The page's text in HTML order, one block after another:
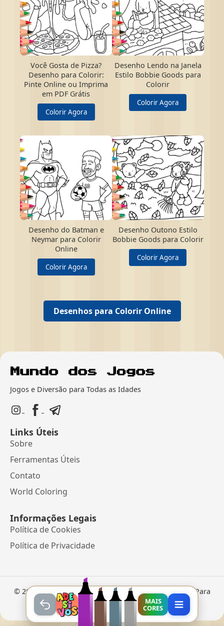
Você Gosta de Pizza?
Desenho para Colorir:
Pinte Online ou Imprima
em PDF Grátis
Colorir Agora
Desenho Lendo na Janela
Estilo Bobbie Goods para
Colorir
Colorir Agora
Desenho do Batman e
Neymar para Colorir
Online
Colorir Agora
Desenho Outono Estilo
Bobbie Goods para Colorir
Colorir Agora
Desenhos para Colorir Online
Jogos e Diversão para Todas as Idades
Links Úteis
Sobre
Ferramentas Úteis
Contato
World Coloring
Informações Legais
Política de Cookies
Política de Privacidade
© 2026 Mundo dos Jogos• Jogos Online e Desenhos Para
Colorir
MAIS
CORES